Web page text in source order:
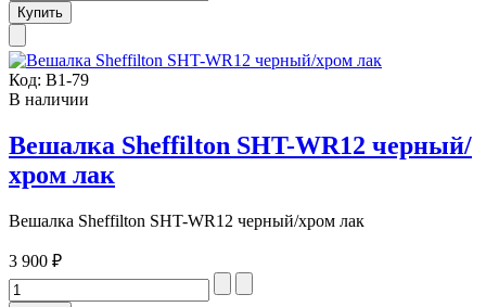
Код: В1-79
В наличии
Вешалка Sheffilton SHT-WR12 черный/
хром лак
Вешалка Sheffilton SHT-WR12 черный/хром лак
3 900 ₽